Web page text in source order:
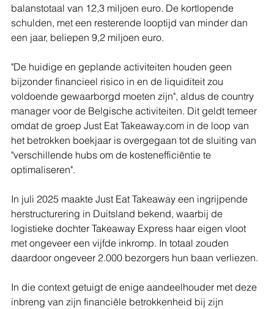
balanstotaal van 12,3 miljoen euro. De kortlopende
schulden, met een resterende looptijd van minder dan
een jaar, beliepen 9,2 miljoen euro.
"De huidige en geplande activiteiten houden geen
bijzonder financieel risico in en de liquiditeit zou
voldoende gewaarborgd moeten zijn", aldus de country
manager voor de Belgische activiteiten. Dit geldt temeer
omdat de groep Just Eat Takeaway.com in de loop van
het betrokken boekjaar is overgegaan tot de sluiting van
"verschillende hubs om de kostenefficiëntie te
optimaliseren".
In juli 2025 maakte Just Eat Takeaway een ingrijpende
herstructurering in Duitsland bekend, waarbij de
logistieke dochter Takeaway Express haar eigen vloot
met ongeveer een vijfde inkromp. In totaal zouden
daardoor ongeveer 2.000 bezorgers hun baan verliezen.
In die context getuigt de enige aandeelhouder met deze
inbreng van zijn financiële betrokkenheid bij zijn